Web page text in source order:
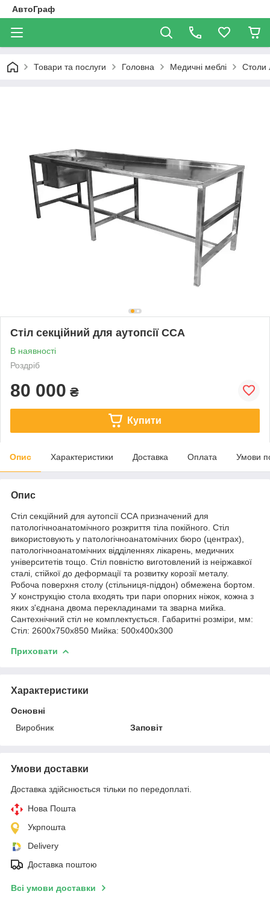
АвтоГраф
Товари та послуги Головна Медичні меблі Столи
Стіл секційний для аутопсії ССА
В наявності
Роздріб
80 000 ₴
Купити
Опис Характеристики Доставка Оплата Умови
Опис
Стіл секційний для аутопсії ССА призначений для
патологічноанатомічного розкриття тіла покійного. Стіл
використовують у патологічноанатомічних бюро (центрах),
патологічноанатомічних відділеннях лікарень, медичних
університетів тощо. Стіл повністю виготовлений із неіржавкої
сталі, стійкої до деформації та розвитку корозії металу.
Робоча поверхня столу (стільниця-піддон) обмежена бортом.
У конструкцію стола входять три пари опорних ніжок, кожна з
яких з'єднана двома перекладинами та зварна мийка.
Сантехнічний стіл не комплектується. Габаритні розміри, мм:
Стіл: 2600х750х850 Мийка: 500х400х300
Приховати
Характеристики
Основні
Виробник
Заповіт
Умови доставки
Доставка здійснюється тільки по передоплаті.
Нова Пошта
Укрпошта
Delivery
Доставка поштою
Всі умови доставки